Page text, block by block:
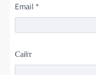
Email *
Сайт